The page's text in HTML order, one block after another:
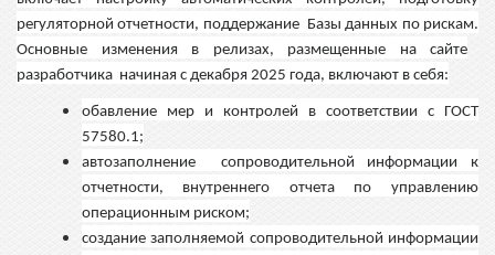
регуляторной отчетности, поддержание Базы данных по рискам.
Основные изменения в релизах, размещенные на сайте
разработчика начиная с декабря 2025 года, включают в себя:
обавление мер и контролей в соответствии с ГОСТ
57580.1;
автозаполнениесопроводительной информации к
отчетности, внутреннего отчета по управлению
операционным риском;
создание заполняемой сопроводительной информации